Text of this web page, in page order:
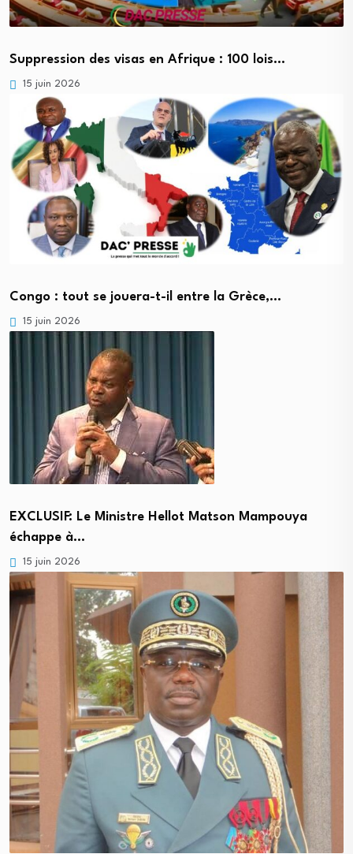
Suppression des visas en Afrique : 100 lois…
15 juin 2026
Congo : tout se jouera-t-il entre la Grèce,…
15 juin 2026
EXCLUSIF: Le Ministre Hellot Matson Mampouya
échappe à…
15 juin 2026